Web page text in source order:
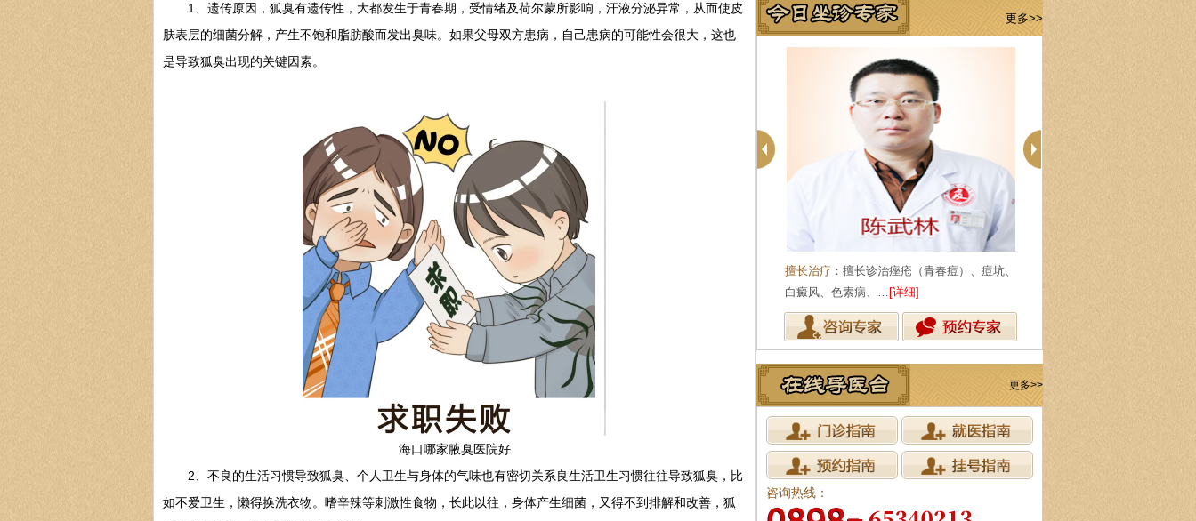
1、遗传原因，狐臭有遗传性，大都发生于青春期，受情绪及荷尔蒙所影响，汗液分泌异常，从而使皮
肤表层的细菌分解，产生不饱和脂肪酸而发出臭味。如果父母双方患病，自己患病的可能性会很大，这也
是导致狐臭出现的关键因素。
海口哪家腋臭医院好
2、不良的生活习惯导致狐臭、个人卫生与身体的气味也有密切关系良生活卫生习惯往往导致狐臭，比
如不爱卫生，懒得换洗衣物。嗜辛辣等刺激性食物，长此以往，身体产生细菌，又得不到排解和改善，狐
更多>>
擅长治疗 ：擅长诊治痤疮（青春痘）、痘坑、
白癜风、色素病、… [详细]
更多>>
咨询热线：